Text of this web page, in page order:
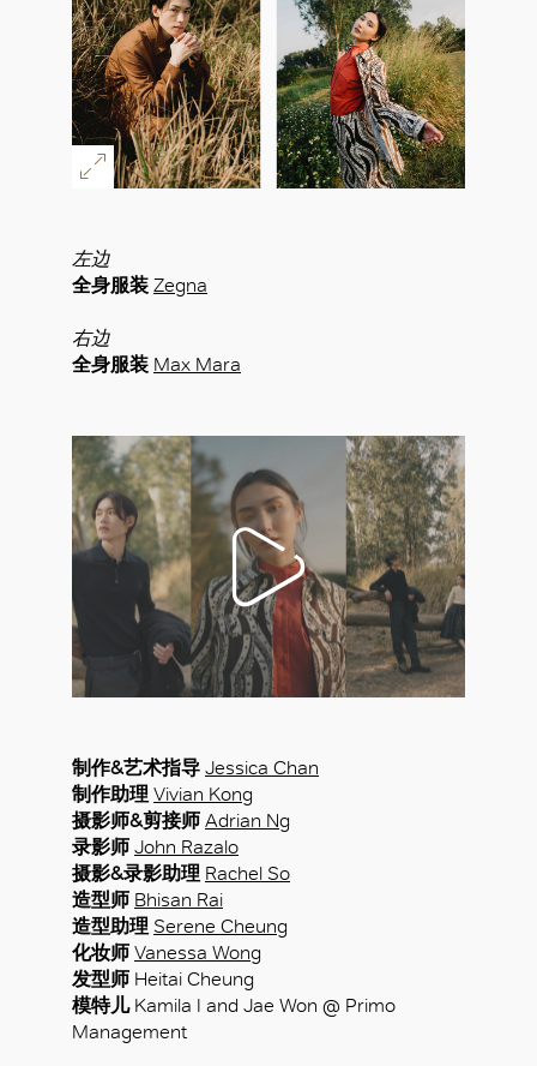
左边
全身服装 Zegna
右边
全身服装 Max Mara
制作&艺术指导 Jessica Chan
制作助理 Vivian Kong
摄影师&剪接师 Adrian Ng
录影师 John Razalo
摄影&录影助理 Rachel So
造型师 Bhisan Rai
造型助理 Serene Cheung
化妆师 Vanessa Wong
发型师 Heitai Cheung
模特儿Kamila I and Jae Won @ Primo
Management